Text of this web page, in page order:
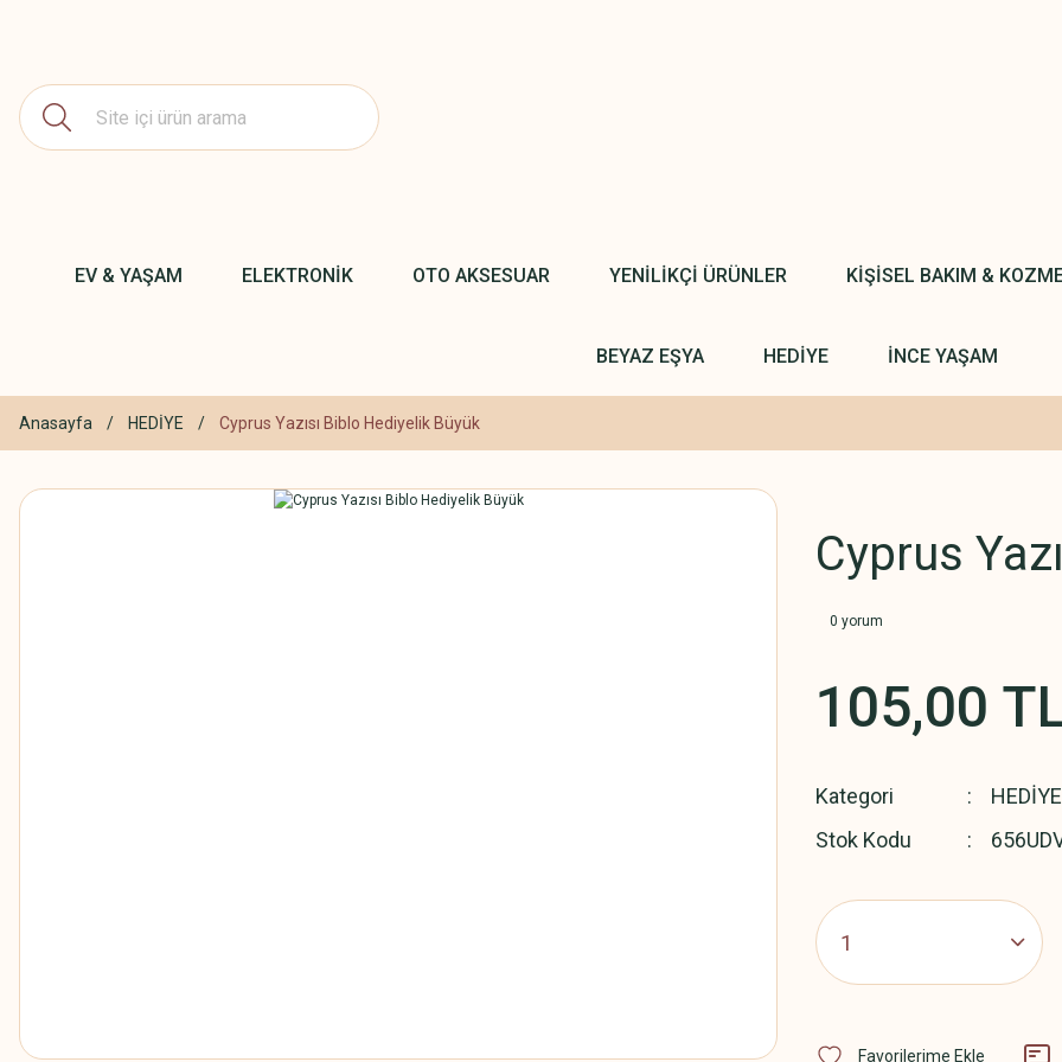
EV & YAŞAM ELEKTRONİK OTO AKSESUAR YENİLİKÇİ ÜRÜNLER KİŞİSEL BAKIM &
BEYAZ EŞYA HEDİYE İNCE YAŞAM
Anasayfa HEDİYE Cyprus Yazısı Biblo Hediyelik Büyük
Cyprus
0 yorum
105,00
Kategori
HEDİYE
Stok Kodu